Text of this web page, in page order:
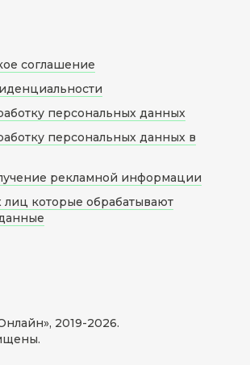
2019-2026.
соглашение
персональных данных
персональных данных в
рекламной информации
лиц которые обрабатывают